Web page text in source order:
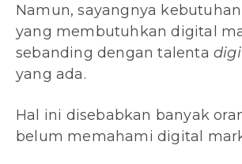
Namun, sayangnya
yang membutuhkan digital
sebanding dengan talenta
yang ada.
Hal ini disebabkan banyak
belum memahami digital